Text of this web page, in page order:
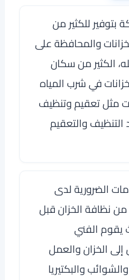
بتوفير للكثير من
والمحافظة على
الكثير من سكان
في شرب المياه
مثل تعقيم وتنظيف
التنظيف والتعقيم
الضرورية لدى
من نظافة الخزان قبل
يقوم الفني
الخزان والعمل
والبكتيريا